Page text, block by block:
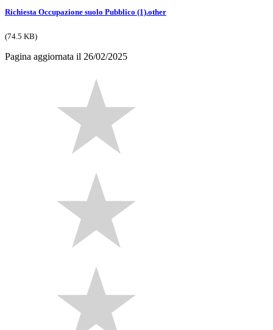
Richiesta Occupazione suolo Pubblico (1).other
(74.5 KB)
Pagina aggiornata il 26/02/2025